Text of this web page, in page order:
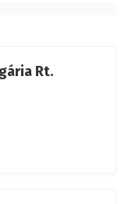
Rt.